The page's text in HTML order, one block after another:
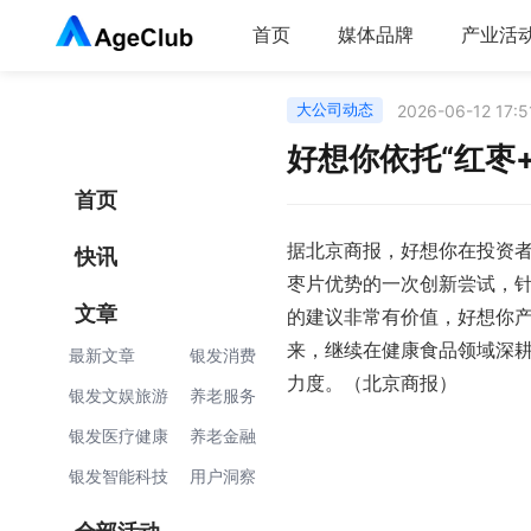
首页 媒体品牌 产业活
首页
快讯
文章
最新文章 银发消费
银发文娱旅游 养老服务
银发医疗健康 养老金融
银发智能科技 用户洞察
大公司动态 2026-06-12
好想你依托“红枣
据北京商报，好想你在投资
枣片优势的一次创新尝试，
的建议非常有价值，好想你
来，继续在健康食品领域深
力度。（北京商报）